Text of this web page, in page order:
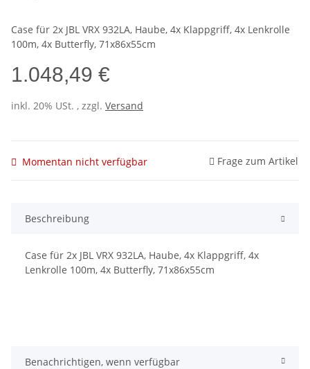
Case für 2x JBL VRX 932LA, Haube, 4x Klappgriff, 4x Lenkrolle
100m, 4x Butterfly, 71x86x55cm
1.048,49 €
inkl. 20% USt. , zzgl. Versand
Momentan nicht verfügbar Frage zum Artikel
Beschreibung
Case für 2x JBL VRX 932LA, Haube, 4x Klappgriff, 4x
Lenkrolle 100m, 4x Butterfly, 71x86x55cm
Benachrichtigen, wenn verfügbar